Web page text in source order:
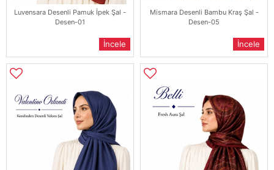
Luvensara Desenli Pamuk İpek Şal -
Desen-01
İncele
Mismara Desenli Bambu Kraş Şal -
Desen-05
İncele